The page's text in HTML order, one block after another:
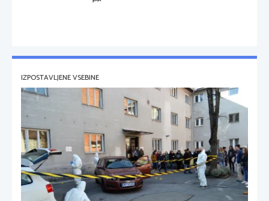
IZPOSTAVLJENE VSEBINE